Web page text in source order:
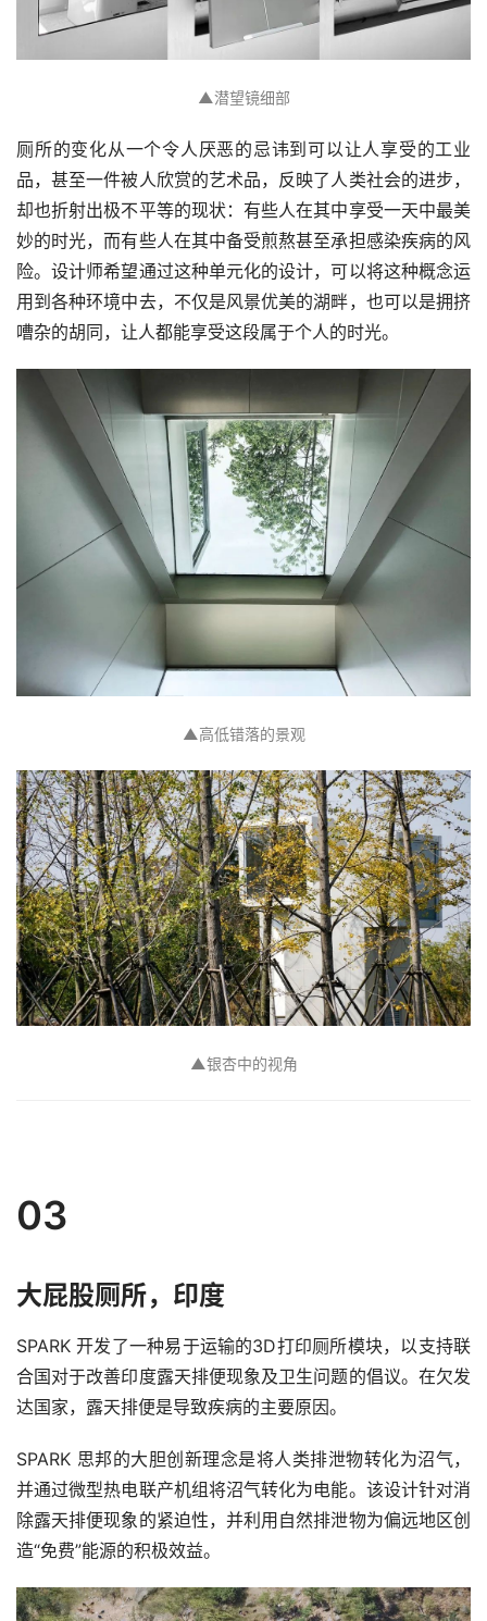
首
资
讯
平
面
空
间
艺
素
材
竞
赛
▲潜望镜细部
厕所的变化从一个令人厌恶的忌讳到可以让人享受的工业
品，甚至一件被人欣赏的艺术品，反映了人类社会的进步，
却也折射出极不平等的现状：有些人在其中享受一天中最美
妙的时光，而有些人在其中备受煎熬甚至承担感染疾病的风
险。设计师希望通过这种单元化的设计，可以将这种概念运
用到各种环境中去，不仅是风景优美的湖畔，也可以是拥挤
嘈杂的胡同，让人都能享受这段属于个人的时光。
▲高低错落的景观
▲银杏中的视角
03
大屁股厕所， 印度
SPARK 开发了一种易于运输的3D打印厕所模块，以支持联
合国对于改善印度露天排便现象及卫生问题的倡议。在欠发
达国家，露天排便是导致疾病的主要原因。
SPARK 思邦的大胆创新理念是将人类排泄物转化为沼气，
并通过微型热电联产机组将沼气转化为电能。该设计针对消
除露天排便现象的紧迫性，并利用自然排泄物为偏远地区创
造“免费”能源的积极效益。